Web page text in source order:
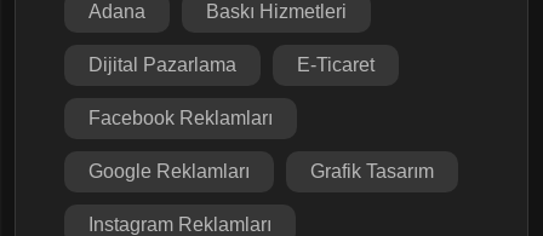
Adana Baskı Hizmetleri
Dijital Pazarlama E-Ticaret
Facebook Reklamları
Google Reklamları Grafik Tasarım
Instagram Reklamları